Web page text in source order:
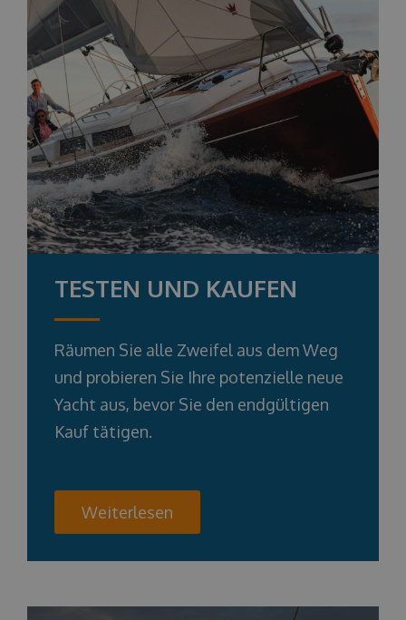
TESTEN UND KAUFEN
Räumen Sie alle Zweifel aus dem Weg
und probieren Sie Ihre potenzielle neue
Yacht aus, bevor Sie den endgültigen
Kauf tätigen.
Weiterlesen